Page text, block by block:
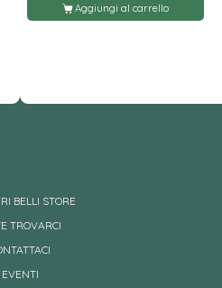
Aggiungi al carrello
BELLI STORE
TROVARCI
EVENTI